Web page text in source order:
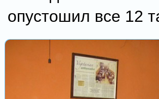
опустошил все 12